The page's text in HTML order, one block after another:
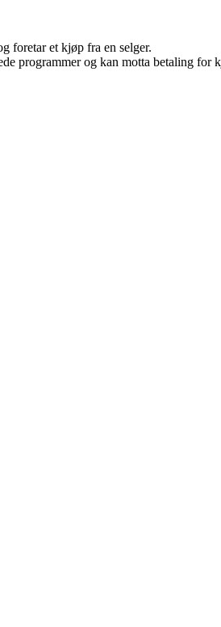
foretar et kjøp fra en selger.
programmer og kan motta betaling